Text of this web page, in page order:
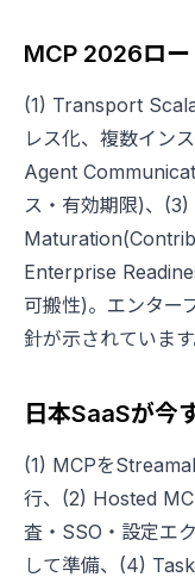
MCP 2026ロー
(1) Transport
レス化、複数イン
Agent
ス・有効期限)、
Enterprise
可搬性)。エンター
針が示されています
日本SaaSが今
(1) MCPを
行、(2) Hosted
査・SSO・設定エ
して準備、(4)